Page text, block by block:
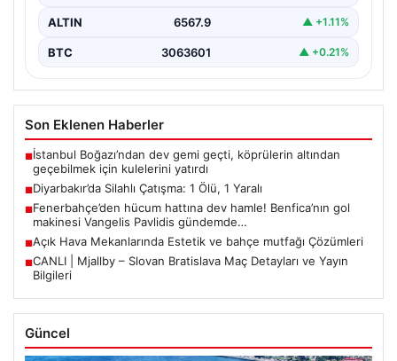
ALTIN 6567.9 ▲ +1.11%
BTC 3063601 ▲ +0.21%
Son Eklenen Haberler
■İstanbul Boğazı’ndan dev gemi geçti, köprülerin altından
geçebilmek için kulelerini yatırdı
■Diyarbakır’da Silahlı Çatışma: 1 Ölü, 1 Yaralı
■Fenerbahçe’den hücum hattına dev hamle! Benfica’nın gol
makinesi Vangelis Pavlidis gündemde…
■Açık Hava Mekanlarında Estetik ve bahçe mutfağı Çözümleri
■CANLI | Mjallby – Slovan Bratislava Maç Detayları ve Yayın
Bilgileri
Güncel